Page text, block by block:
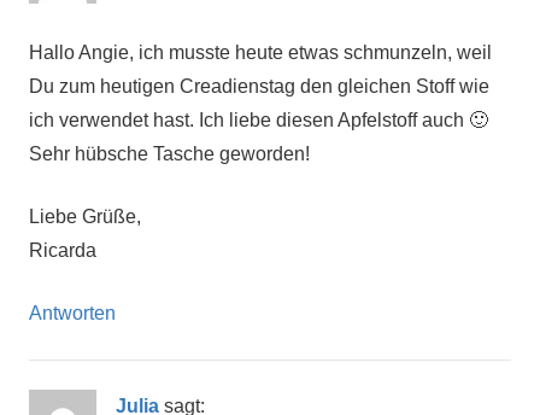
Hallo Angie, ich musste heute etwas schmunzeln, weil
Du zum heutigen Creadienstag den gleichen Stoff wie
ich verwendet hast. Ich liebe diesen Apfelstoff auch 🙂
Sehr hübsche Tasche geworden!
Liebe Grüße,
Ricarda
Antworten
Julia sagt: